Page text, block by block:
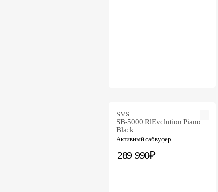
SVS
SB-5000 RlEvolution Piano
Black
Активный сабвуфер
289 990₽